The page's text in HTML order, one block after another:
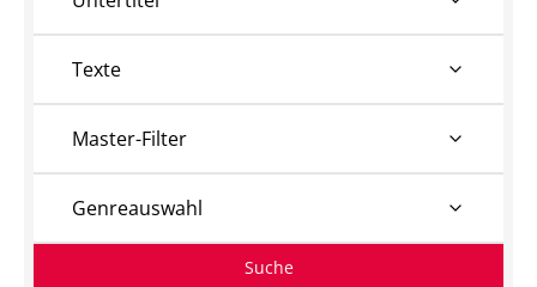
Texte
Master-Filter
Genreauswahl
Suche